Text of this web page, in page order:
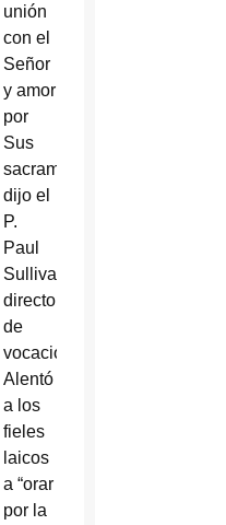
unión
con el
Señor
y amor
por
Sus
sacramentos”,
dijo el
P.
Paul
Sullivan,
director
de
vocaciones.
Alentó
a los
fieles
laicos
a “orar
por la